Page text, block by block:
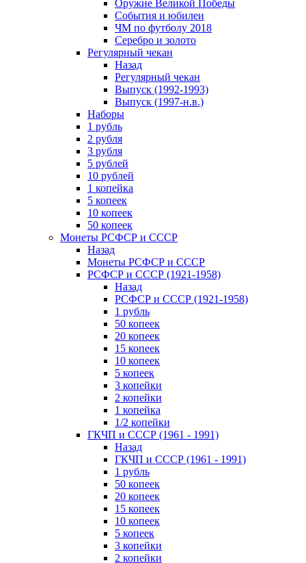
Оружие Великой Победы
События и юбилеи
ЧМ по футболу 2018
Серебро и золото
Регулярный чекан
Назад
Регулярный чекан
Выпуск (1992-1993)
Выпуск (1997-н.в.)
Наборы
1 рубль
2 рубля
3 рубля
5 рублей
10 рублей
1 копейка
5 копеек
10 копеек
50 копеек
Монеты РСФСР и СССР
Назад
Монеты РСФСР и СССР
РСФСР и СССР (1921-1958)
Назад
РСФСР и СССР (1921-1958)
1 рубль
50 копеек
20 копеек
15 копеек
10 копеек
5 копеек
3 копейки
2 копейки
1 копейка
1/2 копейки
ГКЧП и СССР (1961 - 1991)
Назад
ГКЧП и СССР (1961 - 1991)
1 рубль
50 копеек
20 копеек
15 копеек
10 копеек
5 копеек
3 копейки
2 копейки